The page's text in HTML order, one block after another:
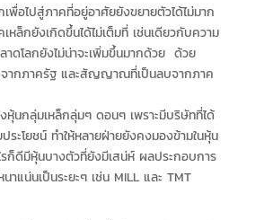
เพื่อไปสู่ภาคที่อยู่อาศัยยังขยายตัวได้ไม่มาก
หล็กยังเกิดขึ้นได้ไม่เต็มที่ เช่นเดียวกับความ
าดโลกยังไม่น่าจะเพิ่มขึ้นมากด้วย ด้วย
กภาครัฐ และสัญญาณที่เป็นลบจากภาค
หุ้นกลุ่มเหล็กลุ่มๆ ดอนๆ เพราะมีบริษัทที่ได้
ระโยชน์ ทำให้หลายฝ่ายยังคงมองข้ามในหุ้น
ก็ดีมีหุ้นบางตัวที่ยังมีเสน่ห์ ผลประกอบการ
าแน่นเป็นระยะๆ เช่น MILL และ TMT